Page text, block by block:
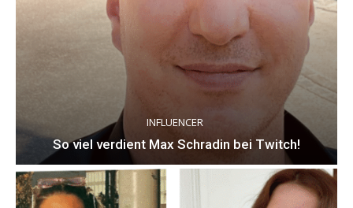
INFLUENCER
So viel verdient Max Schradin bei Twitch!